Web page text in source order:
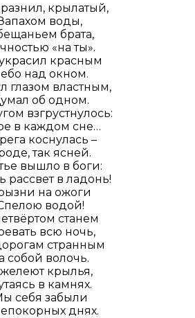
крылатый,
воды,
брата,
«на ты».
красным
над окном.
глазом властным,
об одном.
взгрустнулось:
в каждом сне…
коснулась –
так ясней.
вышло в боги:
рассвет в ладонь!
на ожоги
водой!
станем
всю ночь,
странным
собой волочь.
крылья,
в камнях.
себя забыли
днях.